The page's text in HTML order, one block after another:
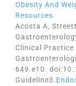
Obesity And
Resources.
Acosta A,
Clinical
649.e10.
Guideline3.